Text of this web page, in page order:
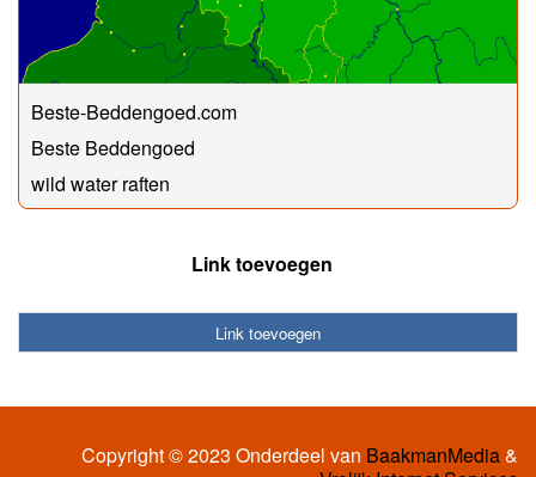
Beste-Beddengoed.com
Beste Beddengoed
wild water raften
Link toevoegen
Link toevoegen
Copyright © 2023 Onderdeel van BaakmanMedia&